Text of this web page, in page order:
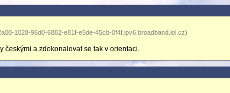
1028-96d0-6882-e81f-e5de-45cb-0f4f.ipv6.broadband.iol.cz)
českými a zdokonalovat se tak v orientaci.